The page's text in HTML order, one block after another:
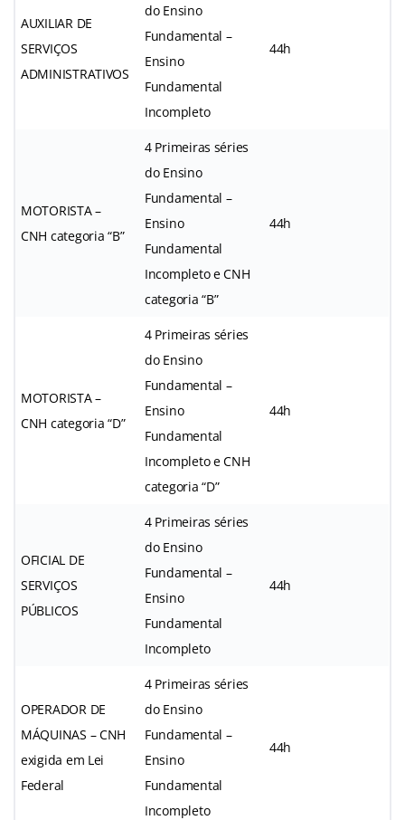
AUXILIAR DE
SERVIÇOS
ADMINISTRATIVOS
do Ensino
Fundamental –
Ensino
Fundamental
Incompleto
44h
MOTORISTA –
CNH categoria “B”
4 Primeiras séries
do Ensino
Fundamental –
Ensino
Fundamental
Incompleto e CNH
categoria “B”
44h
MOTORISTA –
CNH categoria “D”
4 Primeiras séries
do Ensino
Fundamental –
Ensino
Fundamental
Incompleto e CNH
categoria “D”
44h
OFICIAL DE
SERVIÇOS
PÚBLICOS
4 Primeiras séries
do Ensino
Fundamental –
Ensino
Fundamental
Incompleto
44h
OPERADOR DE
MÁQUINAS – CNH
exigida em Lei
Federal
4 Primeiras séries
do Ensino
Fundamental –
Ensino
Fundamental
Incompleto
44h